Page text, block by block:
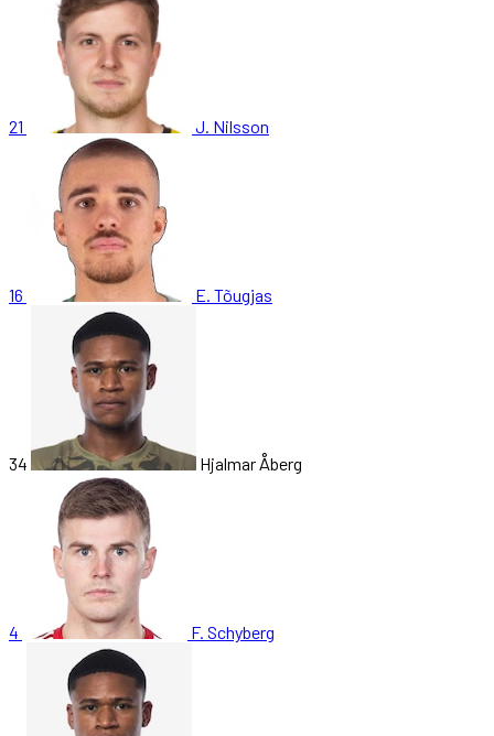
21 J. Nilsson
16 E. Tõugjas
34 Hjalmar Åberg
4 F. Schyberg